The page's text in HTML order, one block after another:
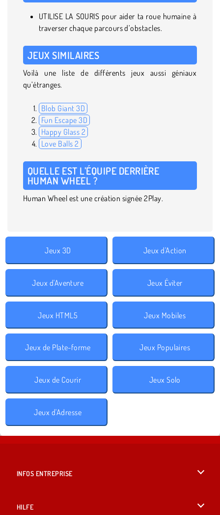
UTILISE LA SOURIS pour aider ta roue humaine à
traverser chaque parcours d’obstacles.
JEUX SIMILAIRES
Voilà une liste de différents jeux aussi géniaux
qu’étranges.
Blob Giant 3D
Fun Escape 3D
Happy Glass 2
Love Balls 2
QUELLE EST L’ÉQUIPE DERRIÈRE
HUMAN WHEEL ?
Human Wheel est une création signée 2Play.
Jeux 3D Jeux d'Action
Jeux d'Aventure Jeux Éviter
Jeux HTML5 Jeux Mobiles
Jeux de Plate-forme Jeux Populaires
Jeux de Courir Jeux Solo
Jeux d'Adresse
INFOS ENTREPRISE
HILFE